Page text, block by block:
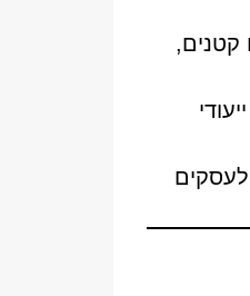
קטנים,
והקלות לעסקים